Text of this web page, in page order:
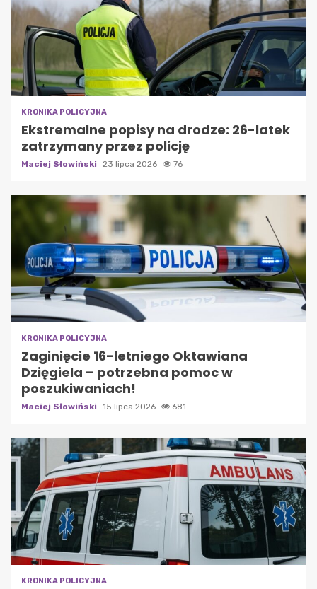
KRONIKA POLICYJNA
Ekstremalne popisy na drodze: 26-latek
zatrzymany przez policję
Maciej Słowiński 23 lipca 2026 76
KRONIKA POLICYJNA
Zaginięcie 16-letniego Oktawiana
Dzięgiela – potrzebna pomoc w
poszukiwaniach!
Maciej Słowiński 15 lipca 2026 681
KRONIKA POLICYJNA